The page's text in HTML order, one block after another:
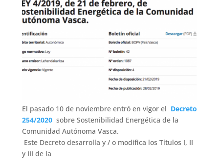
El pasado 10 de noviembre entró en vigor el Decreto
254/2020 sobre Sostenibilidad Energética de la
Comunidad Autónoma Vasca.
Este Decreto desarrolla y / o modifica los Títulos I, II
y III de la